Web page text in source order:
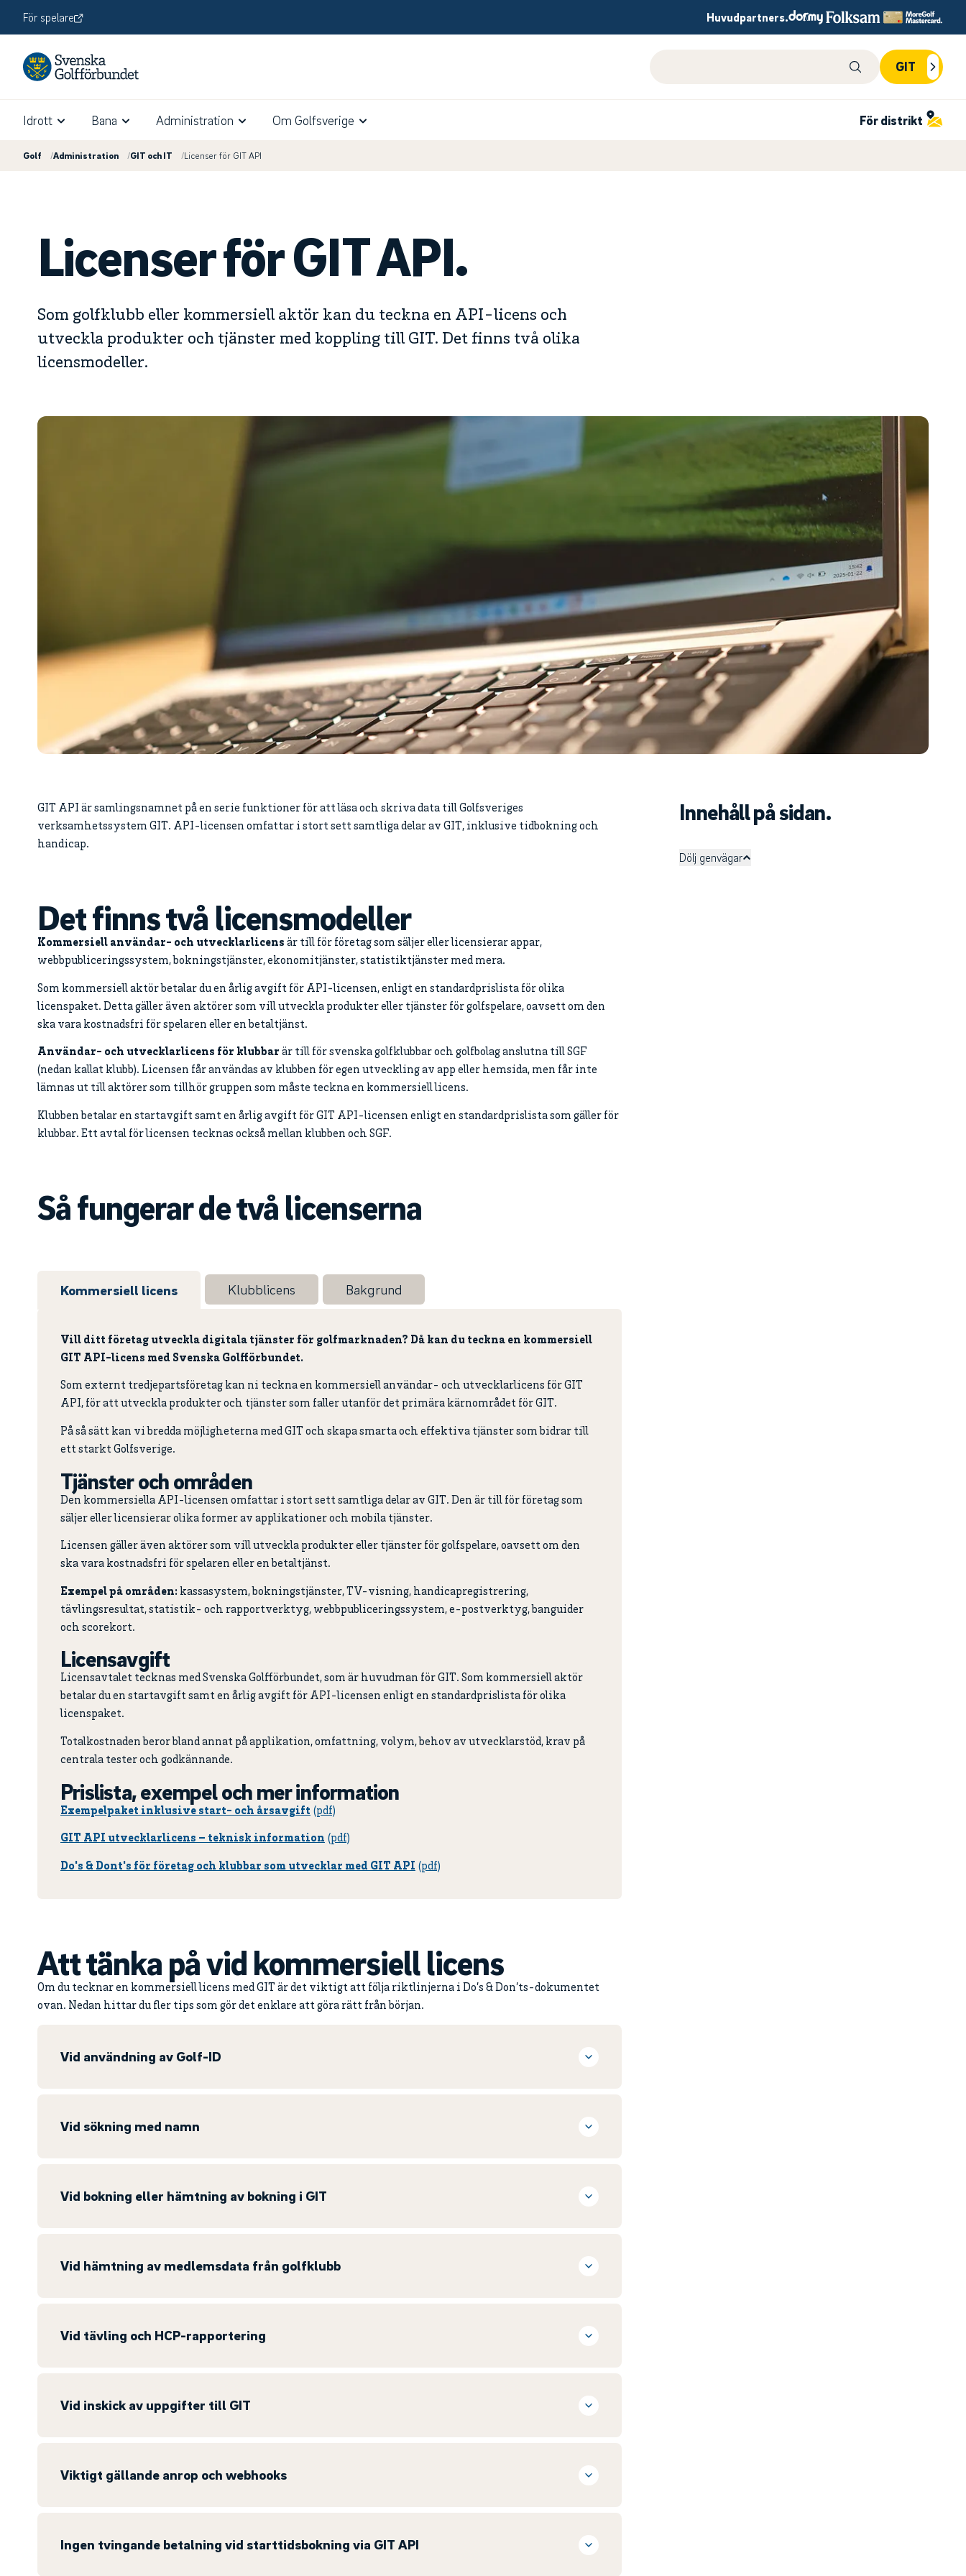
För spelare Huvudpartners.
GIT
Idrott Bana Administration Om Golfsverige För distrikt
Golf /Administration /GIT och IT /Licenser för GIT API
Licenser för GIT API.
Som golfklubb eller kommersiell aktör kan du teckna en API-licens och
utveckla produkter och tjänster med koppling till GIT. Det finns två olika
licensmodeller.
GIT API är samlingsnamnet på en serie funktioner för att läsa och skriva data till Golfsveriges
verksamhetssystem GIT. API-licensen omfattar i stort sett samtliga delar av GIT, inklusive tidbokning och
handicap.
Det finns två licensmodeller
Kommersiell användar- och utvecklarlicens är till för företag som säljer eller licensierar appar,
webbpubliceringssystem, bokningstjänster, ekonomitjänster, statistiktjänster med mera.
Som kommersiell aktör betalar du en årlig avgift för API-licensen, enligt en standardprislista för olika
licenspaket. Detta gäller även aktörer som vill utveckla produkter eller tjänster för golfspelare, oavsett om den
ska vara kostnadsfri för spelaren eller en betaltjänst.
Användar- och utvecklarlicens för klubbar är till för svenska golfklubbar och golfbolag anslutna till SGF
(nedan kallat klubb). Licensen får användas av klubben för egen utveckling av app eller hemsida, men får inte
lämnas ut till aktörer som tillhör gruppen som måste teckna en kommersiell licens.
Klubben betalar en startavgift samt en årlig avgift för GIT API-licensen enligt en standardprislista som gäller för
klubbar. Ett avtal för licensen tecknas också mellan klubben och SGF.
Så fungerar de två licenserna
Kommersiell licens Klubblicens Bakgrund
Vill ditt företag utveckla digitala tjänster för golfmarknaden? Då kan du teckna en kommersiell
GIT API-licens med Svenska Golfförbundet.
Som externt tredjepartsföretag kan ni teckna en kommersiell användar- och utvecklarlicens för GIT
API, för att utveckla produkter och tjänster som faller utanför det primära kärnområdet för GIT.
På så sätt kan vi bredda möjligheterna med GIT och skapa smarta och effektiva tjänster som bidrar till
ett starkt Golfsverige.
Tjänster och områden
Den kommersiella API-licensen omfattar i stort sett samtliga delar av GIT. Den är till för företag som
säljer eller licensierar olika former av applikationer och mobila tjänster.
Licensen gäller även aktörer som vill utveckla produkter eller tjänster för golfspelare, oavsett om den
ska vara kostnadsfri för spelaren eller en betaltjänst.
Exempel på områden: kassasystem, bokningstjänster, TV-visning, handicapregistrering,
tävlingsresultat, statistik- och rapportverktyg, webbpubliceringssystem, e-postverktyg, banguider
och scorekort.
Licensavgift
Licensavtalet tecknas med Svenska Golfförbundet, som är huvudman för GIT. Som kommersiell aktör
betalar du en startavgift samt en årlig avgift för API-licensen enligt en standardprislista för olika
licenspaket.
Totalkostnaden beror bland annat på applikation, omfattning, volym, behov av utvecklarstöd, krav på
centrala tester och godkännande.
Prislista, exempel och mer information
Exempelpaket inklusive start- och årsavgift
GIT API utvecklarlicens – teknisk information
Do's & Dont's för företag och klubbar som utvecklar med GIT API
Att tänka på vid kommersiell licens
Om du tecknar en kommersiell licens med GIT är det viktigt att följa riktlinjerna i Do’s & Don’ts-dokumentet
ovan. Nedan hittar du fler tips som gör det enklare att göra rätt från början.
Vid användning av Golf-ID
Vid sökning med namn
Vid bokning eller hämtning av bokning i GIT
Vid hämtning av medlemsdata från golfklubb
Vid tävling och HCP-rapportering
Vid inskick av uppgifter till GIT
Viktigt gällande anrop och webhooks
Ingen tvingande betalning vid starttidsbokning via GIT API
Innehåll på sidan.
Dölj genvägar